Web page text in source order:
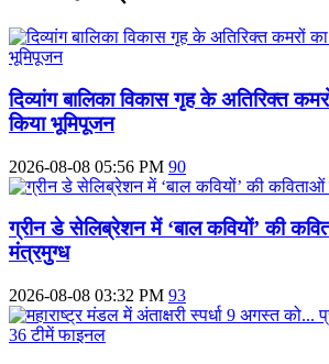
दिव्‍यांग बालिका विकास गृह के अतिरिक्‍त
किया भूमिपूजन
2026-08-08 05:56 PM 90
ग्रीन डे सेलिब्रेशन में ‘बाल कवियों’ की
मंत्रमुग्ध
2026-08-08 03:32 PM 93